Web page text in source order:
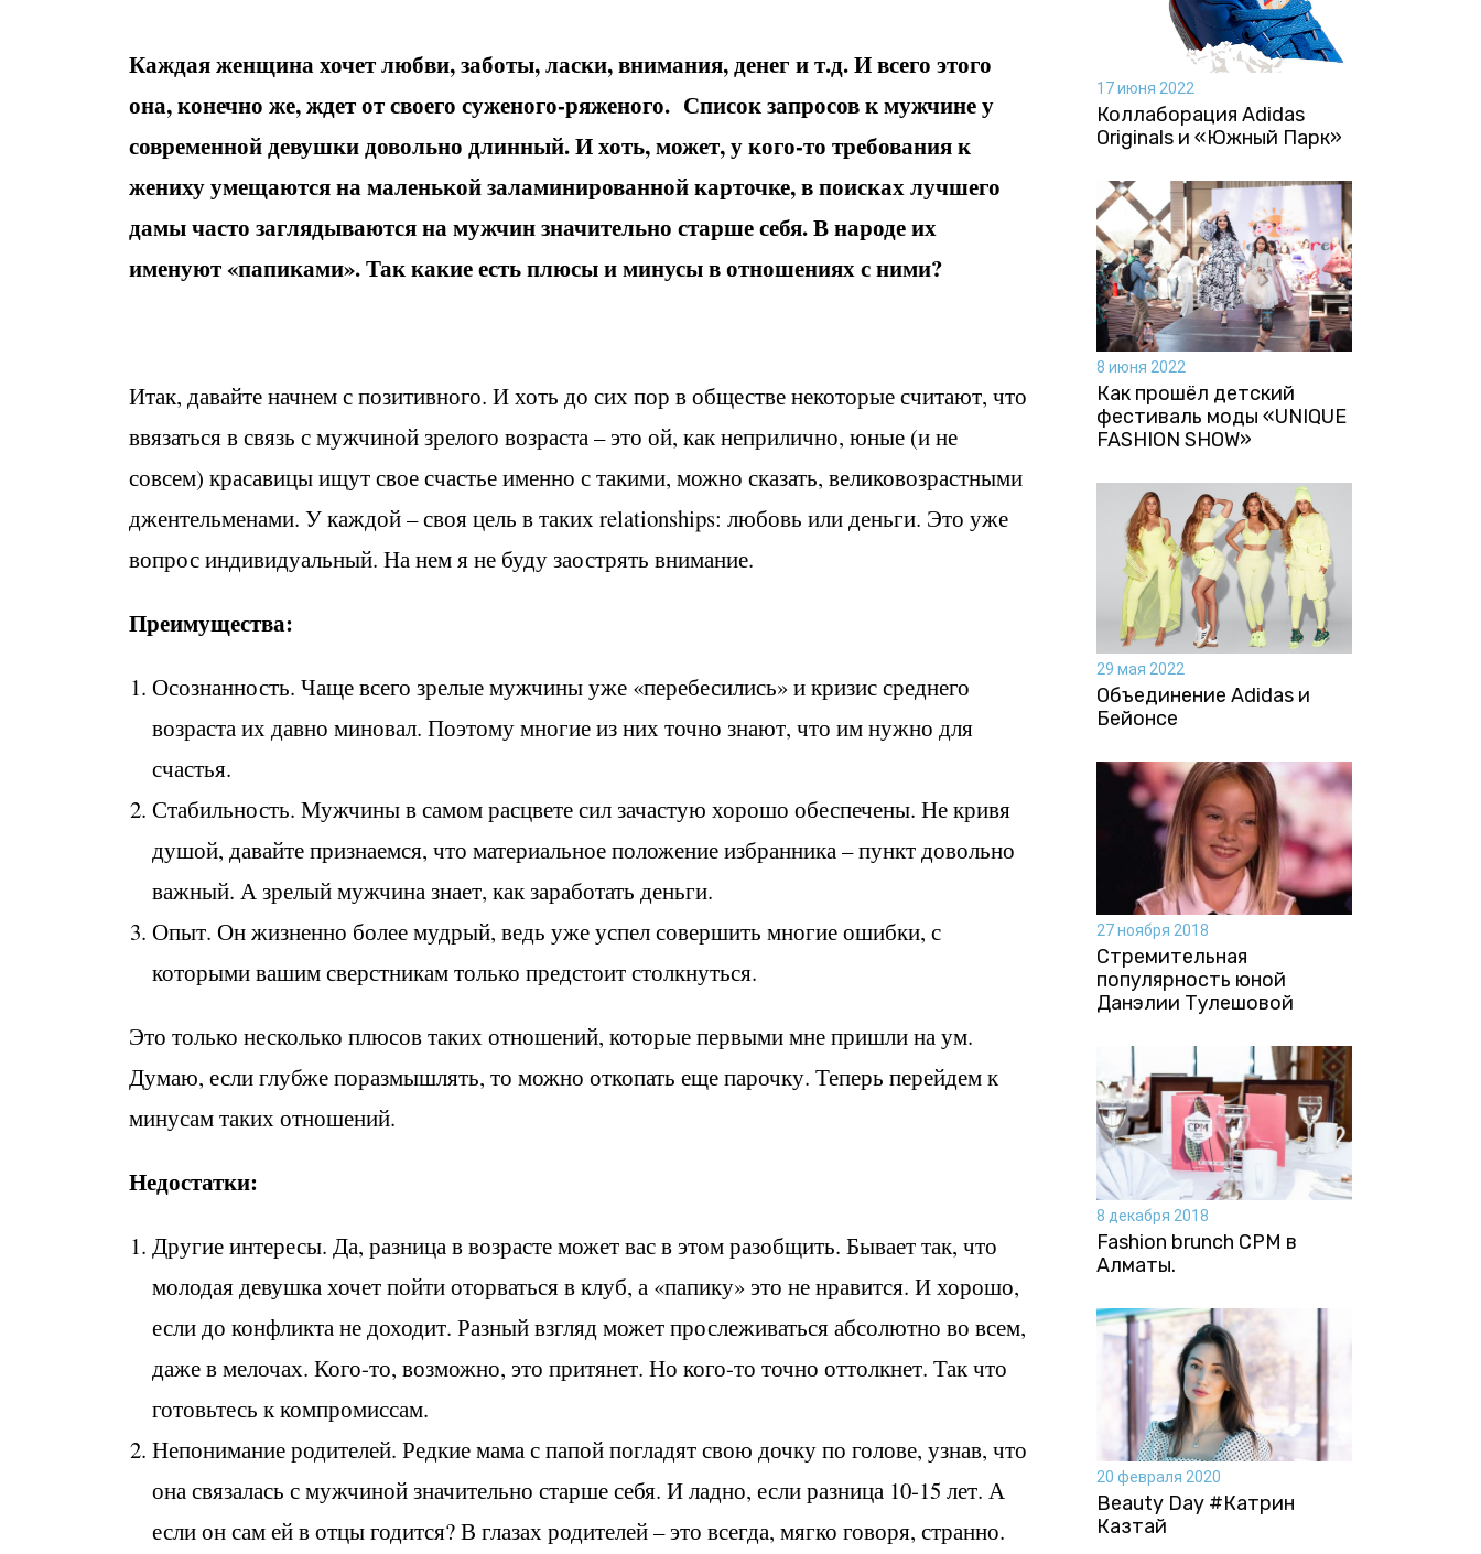
Каждая женщина хочет любви, заботы, ласки, внимания, денег и т.д. И всего этого
она, конечно же, ждет от своего суженого-ряженого. Список запросов к мужчине у
современной девушки довольно длинный. И хоть, может, у кого-то требования к
жениху умещаются на маленькой заламинированной карточке, в поисках лучшего
дамы часто заглядываются на мужчин значительно старше себя. В народе их
именуют «папиками». Так какие есть плюсы и минусы в отношениях с ними?
Итак, давайте начнем с позитивного. И хоть до сих пор в обществе некоторые считают, что
ввязаться в связь с мужчиной зрелого возраста – это ой, как неприлично, юные (и не
совсем) красавицы ищут свое счастье именно с такими, можно сказать, великовозрастными
джентельменами. У каждой – своя цель в таких relationships: любовь или деньги. Это уже
вопрос индивидуальный. На нем я не буду заострять внимание.
Преимущества:
Осознанность. Чаще всего зрелые мужчины уже «перебесились» и кризис среднего
возраста их давно миновал. Поэтому многие из них точно знают, что им нужно для
счастья.
Стабильность. Мужчины в самом расцвете сил зачастую хорошо обеспечены. Не кривя
душой, давайте признаемся, что материальное положение избранника – пункт довольно
важный. А зрелый мужчина знает, как заработать деньги.
Опыт. Он жизненно более мудрый, ведь уже успел совершить многие ошибки, с
которыми вашим сверстникам только предстоит столкнуться.
Это только несколько плюсов таких отношений, которые первыми мне пришли на ум.
Думаю, если глубже поразмышлять, то можно откопать еще парочку. Теперь перейдем к
минусам таких отношений.
Недостатки:
Другие интересы. Да, разница в возрасте может вас в этом разобщить. Бывает так, что
молодая девушка хочет пойти оторваться в клуб, а «папику» это не нравится. И хорошо,
если до конфликта не доходит. Разный взгляд может прослеживаться абсолютно во всем,
даже в мелочах. Кого-то, возможно, это притянет. Но кого-то точно оттолкнет. Так что
готовьтесь к компромиссам.
Непонимание родителей. Редкие мама с папой погладят свою дочку по голове, узнав, что
она связалась с мужчиной значительно старше себя. И ладно, если разница 10-15 лет. А
если он сам ей в отцы годится? В глазах родителей – это всегда, мягко говоря, странно.
17 июня 2022
Коллаборация Аdidas
Originals и «Южный Парк»
8 июня 2022
Как прошёл детский
фестиваль моды «UNIQUE
FASHION SHOW»
29 мая 2022
Объединение Adidas и
Бейонсе
27 ноября 2018
Стремительная
популярность юной
Данэлии Тулешовой
8 декабря 2018
Fashion brunch CPM в
Алматы.
20 февраля 2020
Beauty Day #Катрин
Казтай